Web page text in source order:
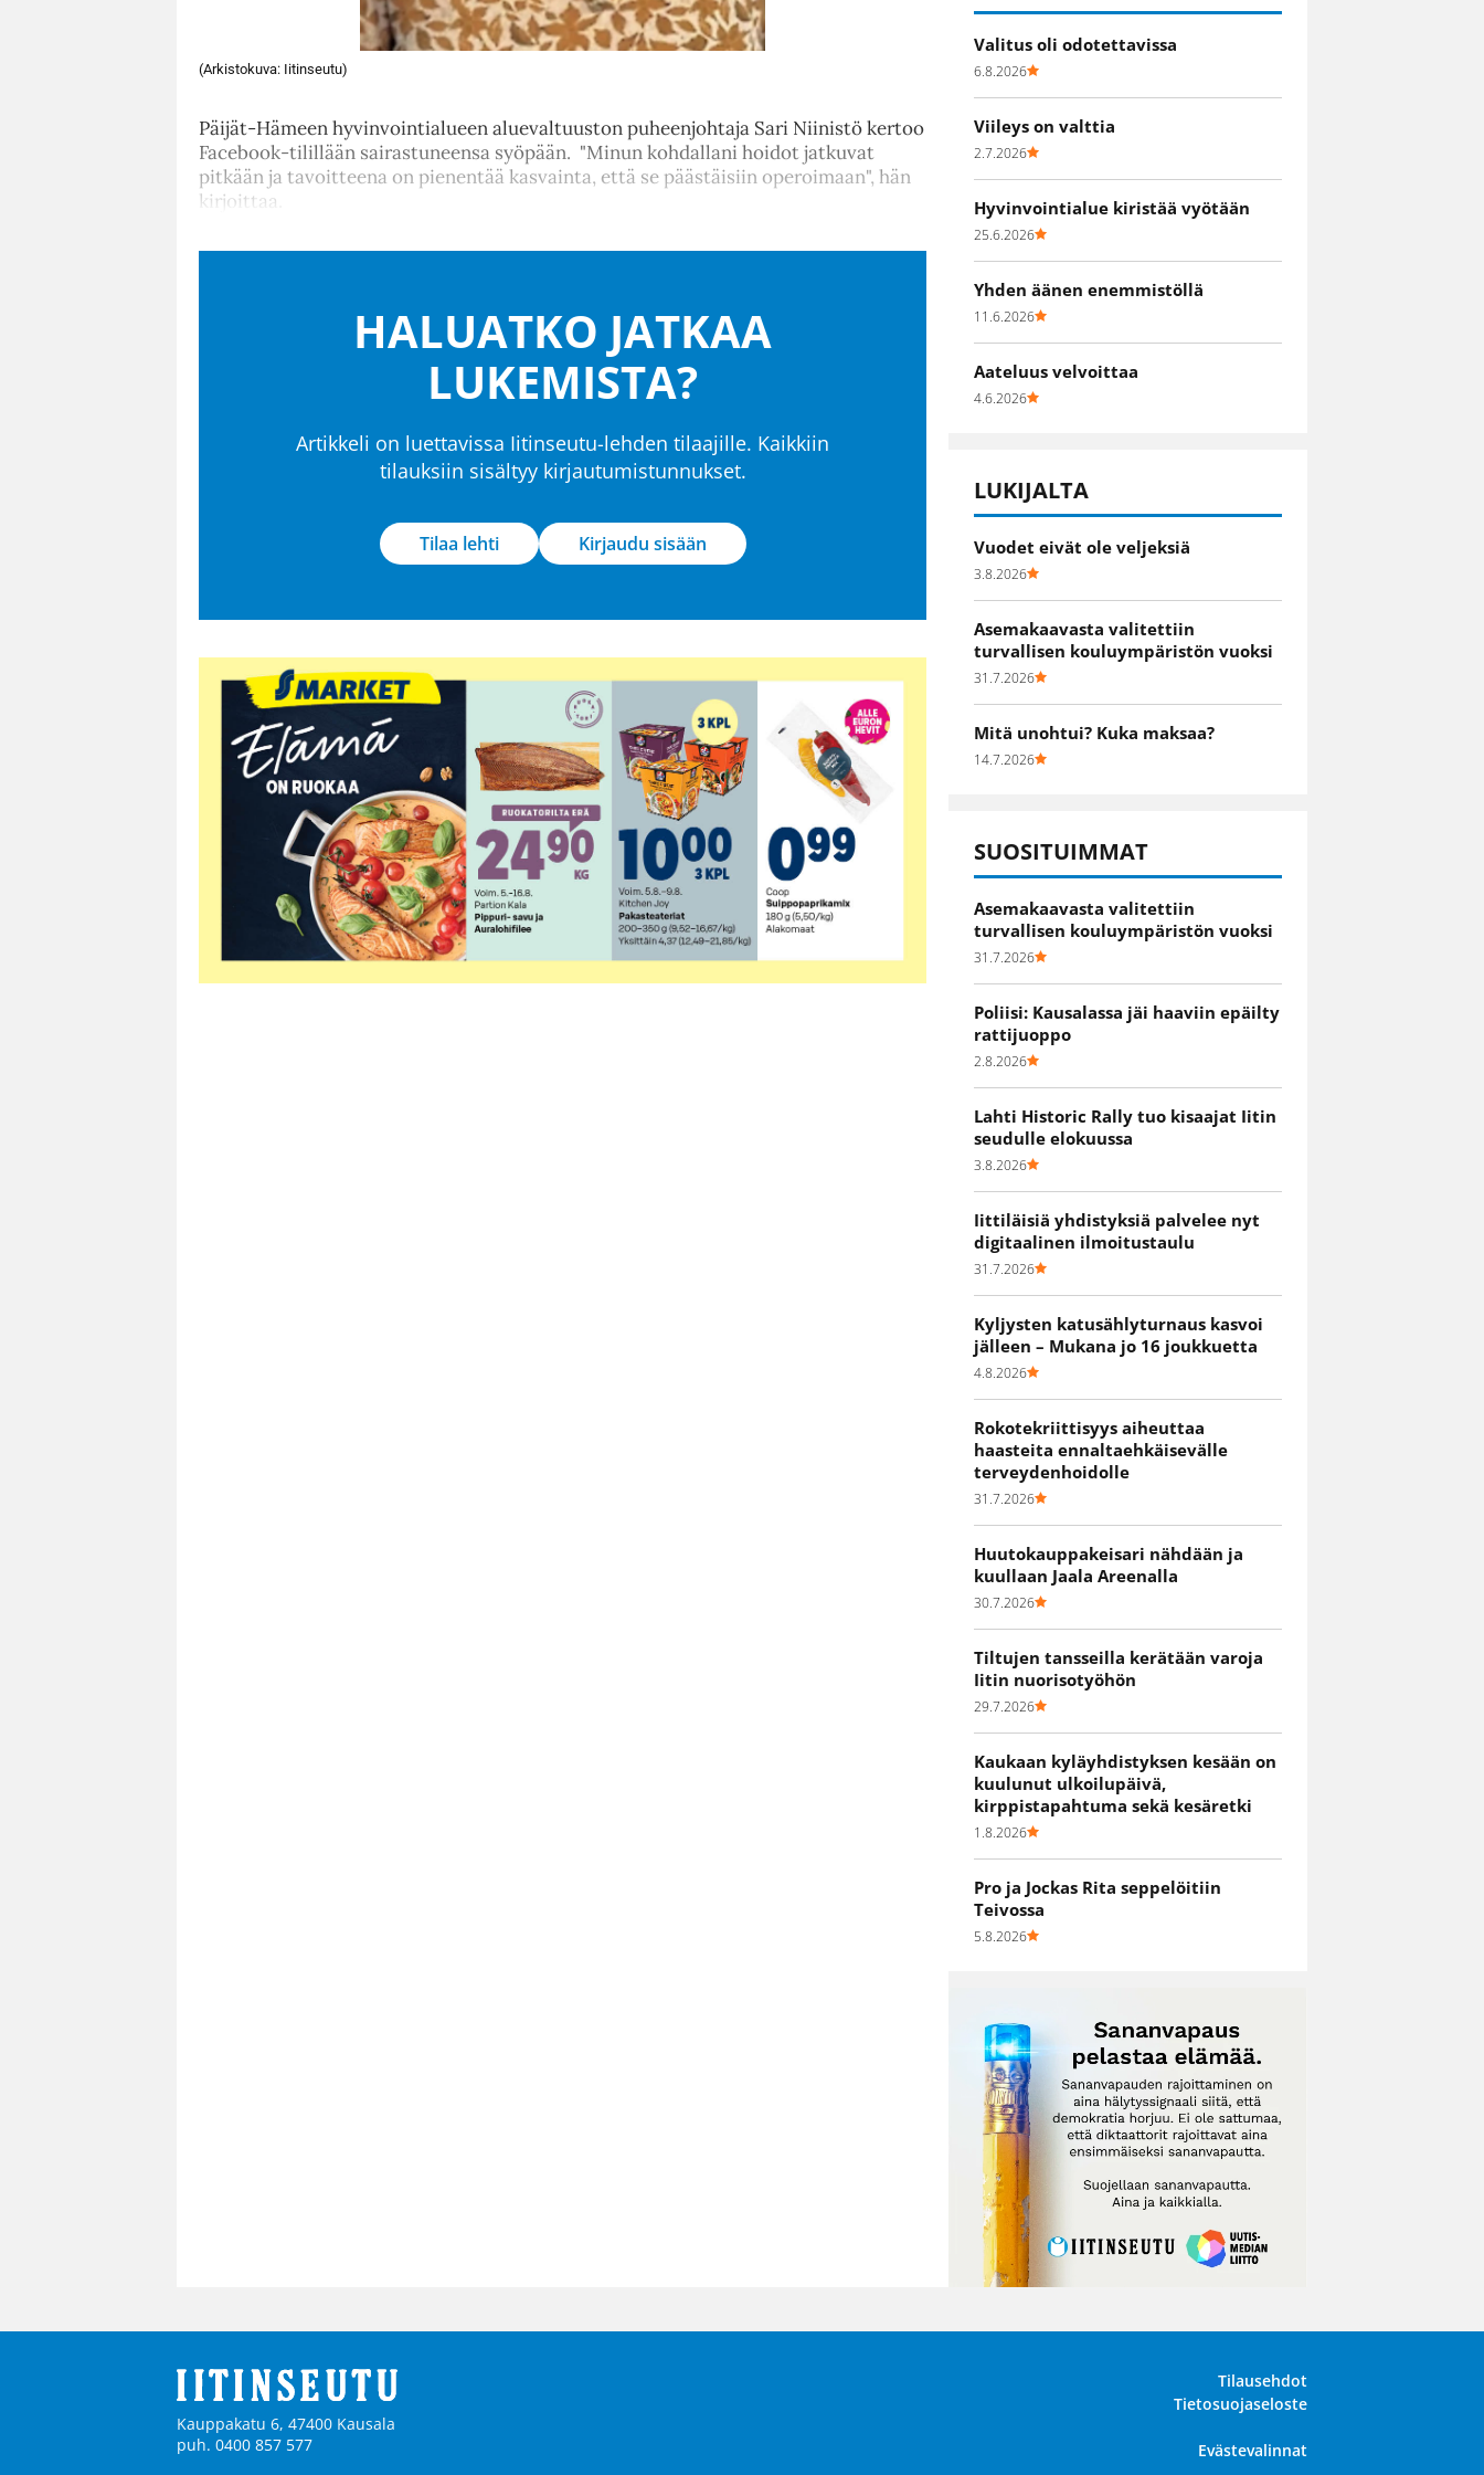
(Arkistokuva: Iitinseutu)
Päijät-Hämeen hyvinvointialueen aluevaltuuston puheenjohtaja Sari Niinistö kertoo
Facebook-tilillään sairastuneensa syöpään. "Minun kohdallani hoidot jatkuvat
pitkään ja tavoitteena on pienentää kasvainta, että se päästäisiin operoimaan", hän
kirjoittaa.
HALUATKO JATKAA
LUKEMISTA?
Artikkeli on luettavissa Iitinseutu-lehden tilaajille. Kaikkiin
tilauksiin sisältyy kirjautumistunnukset.
Tilaa lehti Kirjaudu sisään
Valitus oli odotettavissa
6.8.2026
Viileys on valttia
2.7.2026
Hyvinvointialue kiristää vyötään
25.6.2026
Yhden äänen enemmistöllä
11.6.2026
Aateluus velvoittaa
4.6.2026
LUKIJALTA
Vuodet eivät ole veljeksiä
3.8.2026
Asemakaavasta valitettiin
turvallisen kouluympäristön vuoksi
31.7.2026
Mitä unohtui? Kuka maksaa?
14.7.2026
SUOSITUIMMAT
Asemakaavasta valitettiin
turvallisen kouluympäristön vuoksi
31.7.2026
Poliisi: Kausalassa jäi haaviin epäilty
rattijuoppo
2.8.2026
Lahti Historic Rally tuo kisaajat Iitin
seudulle elokuussa
3.8.2026
Iittiläisiä yhdistyksiä palvelee nyt
digitaalinen ilmoitustaulu
31.7.2026
Kyljysten katusählyturnaus kasvoi
jälleen – Mukana jo 16 joukkuetta
4.8.2026
Rokotekriittisyys aiheuttaa
haasteita ennaltaehkäisevälle
terveydenhoidolle
31.7.2026
Huutokauppakeisari nähdään ja
kuullaan Jaala Areenalla
30.7.2026
Tiltujen tansseilla kerätään varoja
Iitin nuorisotyöhön
29.7.2026
Kaukaan kyläyhdistyksen kesään on
kuulunut ulkoilupäivä,
kirppistapahtuma sekä kesäretki
1.8.2026
Pro ja Jockas Rita seppelöitiin
Teivossa
5.8.2026
Kauppakatu 6, 47400 Kausala
puh. 0400 857 577
Tilausehdot
Tietosuojaseloste
Evästevalinnat